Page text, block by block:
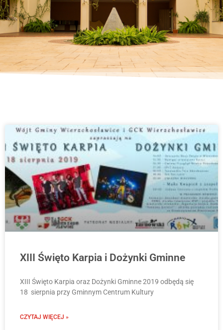
XIII Święto Karpia i Dożynki Gminne
XIII Święto Karpia oraz Dożynki Gminne 2019 odbędą się
18 sierpnia przy Gminnym Centrum Kultury
CZYTAJ WIĘCEJ »